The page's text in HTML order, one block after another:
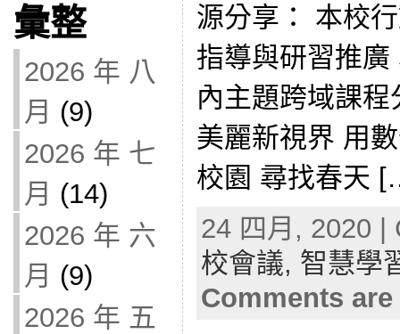
彙整
2026 年 八
月 (9)
2026 年 七
月 (14)
2026 年 六
月 (9)
2026 年 五
源分享： 本校
指導與研習推
內主題跨域課
美麗新視界 用
校園 尋找春天
24 四月, 2020
校會議, 智慧學
Comments